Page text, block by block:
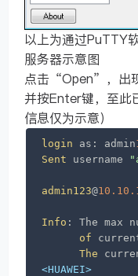
以上为通过PuTTY
服务器示意图
点击“Open”，出
并按Enter键，至此
信息仅为示意）
login as: admin
Sent username
admin123@
Info : The max
of
The
<HUAWEI>